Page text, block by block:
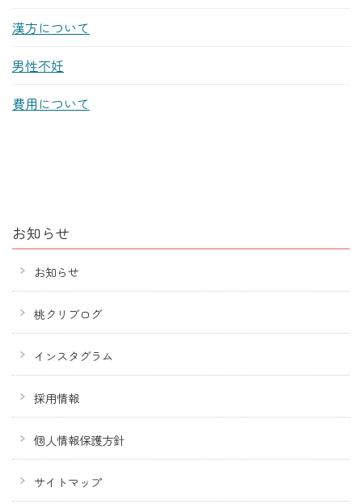
漢方について
男性不妊
費用について
お知らせ
お知らせ
桃クリブログ
インスタグラム
採用情報
個人情報保護方針
サイトマップ